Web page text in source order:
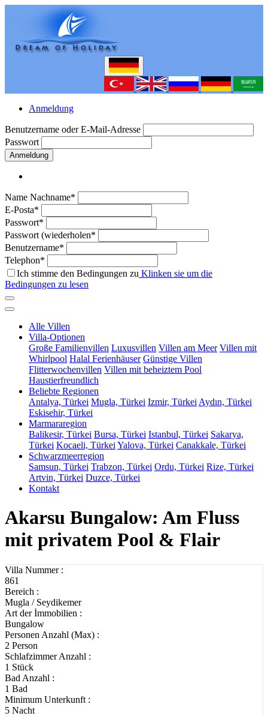
Anmeldung
Benutzername oder E-Mail-Adresse
Passwort
Anmeldung
Name Nachname*
E-Posta*
Passwort*
Passwort (wiederholen*
Benutzername*
Telephon*
Ich stimme den Bedingungen zu Klinken sie um die
Bedingungen zu lesen
Alle Villen
Villa-Optionen
Große Familienvillen Luxusvillen Villen am Meer Villen mit
Whirlpool Halal Ferienhäuser Günstige Villen
Flitterwochenvillen Villen mit beheiztem Pool
Haustierfreundlich
Beliebte Regionen
Antalya, Türkei Mugla, Türkei Izmir, Türkei Aydın, Türkei
Eskisehir, Türkei
Marmararegion
Balikesir, Türkei Bursa, Türkei Istanbul, Türkei Sakarya,
Türkei Kocaeli, Türkei Yalova, Türkei Canakkale, Türkei
Schwarzmeerregion
Samsun, Türkei Trabzon, Türkei Ordu, Türkei Rize, Türkei
Artvin, Türkei Duzce, Türkei
Kontakt
Akarsu Bungalow: Am Fluss
mit privatem Pool & Flair
Villa Nummer :
861
Bereich :
Mugla / Seydikemer
Art der İmmobilien :
Bungalow
Personen Anzahl (Max) :
2 Person
Schlafzimmer Anzahl :
1 Stück
Bad Anzahl :
1 Bad
Minimum Unterkunft :
5 Nacht